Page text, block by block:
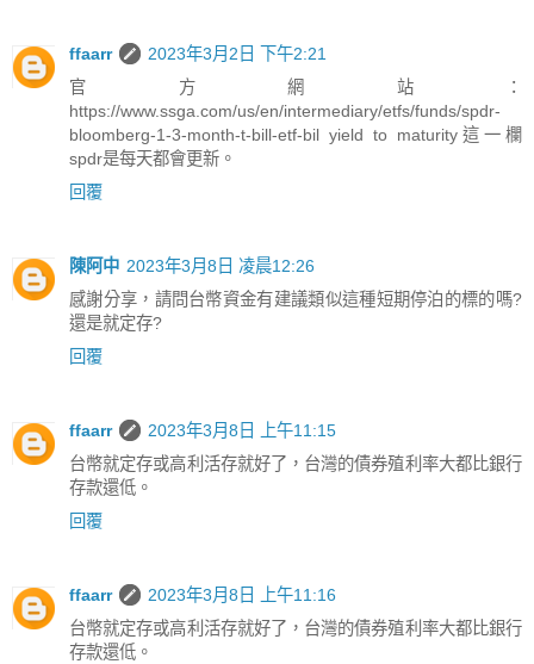
ffaarr
2023年3月2日 下午2:21
官方網站：
https://www.ssga.com/us/en/intermediary/etfs/funds/spdr-
bloomberg-1-3-month-t-bill-etf-bil yield to maturity這一欄
spdr是每天都會更新。
回覆
陳阿中 2023年3月8日 凌晨12:26
感謝分享，請問台幣資金有建議類似這種短期停泊的標的嗎?
還是就定存?
回覆
ffaarr
2023年3月8日 上午11:15
台幣就定存或高利活存就好了，台灣的債券殖利率大都比銀行
存款還低。
回覆
ffaarr
2023年3月8日 上午11:16
台幣就定存或高利活存就好了，台灣的債券殖利率大都比銀行
存款還低。